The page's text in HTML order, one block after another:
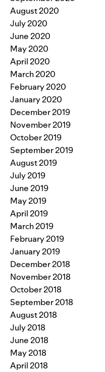
August 2020
July 2020
June 2020
May 2020
April 2020
March 2020
February 2020
January 2020
December 2019
November 2019
October 2019
September 2019
August 2019
July 2019
June 2019
May 2019
April 2019
March 2019
February 2019
January 2019
December 2018
November 2018
October 2018
September 2018
August 2018
July 2018
June 2018
May 2018
April 2018